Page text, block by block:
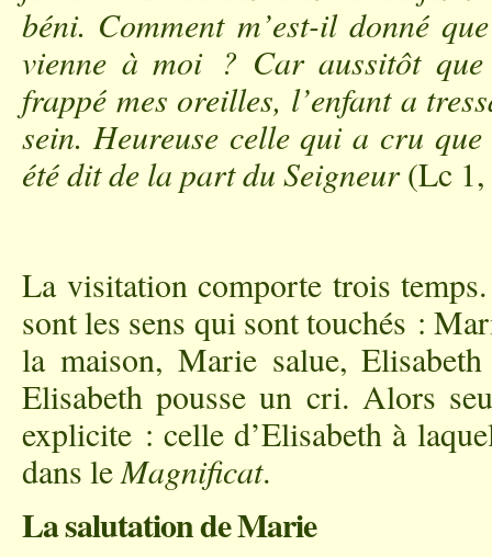
béni. Comment m’est-il donné
vienne à moi ? Car aussitôt
frappé mes oreilles, l’enfant a
sein. Heureuse celle qui a cru
été dit de la part du Seigneur(Lc 1,
La visitation comporte trois
sont les sens qui sont touchés :
la maison, Marie salue,
Elisabeth pousse un cri. Alors
explicite : celle d’Elisabeth à
dans leMagnificat.
La salutation de Marie